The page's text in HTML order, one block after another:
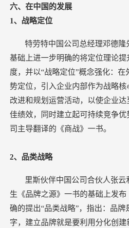
六、在中国的发展
1、战略定位
特劳特中国公司总经理邓德隆
基础上进一步明确的将定位理论
度，并以“战略定位”概念强化：
势定位，引入企业内部作为战略核
改进和规划运营活动，以使企业
佳绩效，同时建立起可持续竞争
司主导翻译的《商战》一书。
2、品类战略
里斯伙伴中国公司合伙人张
生《品牌之源》一书的基础上发
确的提出“品类战略”，指出：品牌
字，建立品牌就是要利用分化创